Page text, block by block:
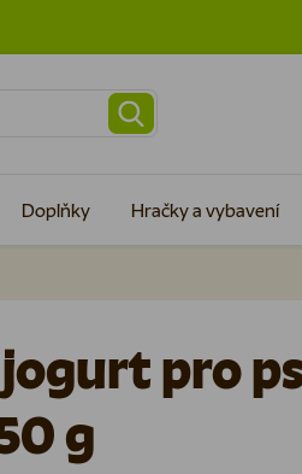
Doplňky Hračky a vybavení
pro
g